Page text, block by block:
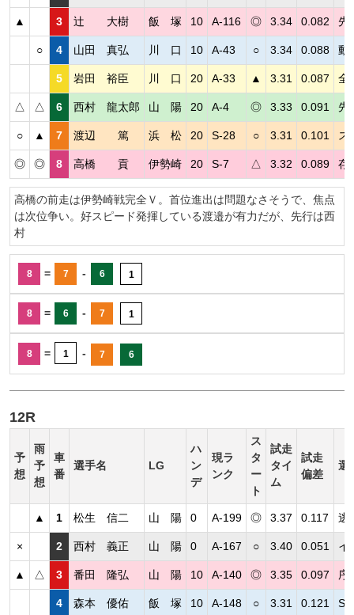
▲ 3 辻 大樹 飯 塚 10 A-116 ◎ 3.34 0.082 先
○ 4 山田 真弘 川 口 10 A-43 ○ 3.34 0.088 動
5 岩田 裕臣 川 口 20 A-33 ▲ 3.31 0.087 全
△ △ 6 西村 龍太郎 山 陽 20 A-4 ◎ 3.33 0.091 先
○ ▲ 7 渡辺 篤 浜 松 20 S-28 ○ 3.31 0.101 ス
◎ ◎ 8 高橋 貢 伊勢崎 20 S-7 △ 3.32 0.089 存
高橋の前走は伊勢崎戦完全Ｖ。首位進出は問題なさそうで、焦点
は次位争い。好スピード発揮している渡邉が有力だが、先行は西
村
8 = 7 - 6 1
8 = 6 - 7 1
8 = 1 - 7 6
12R
予
想
雨
予
想
車
番
選手名 LG
ハ
ン
デ
現ラ
ンク
ス
タ
ー
ト
試走
タイ
ム
試走
偏差
選
▲ 1 松生 信二 山 陽 0 A-199 ◎ 3.37 0.117 逃
× 2 西村 義正 山 陽 0 A-167 ○ 3.40 0.051 イ
▲ △ 3 番田 隆弘 山 陽 10 A-140 ◎ 3.35 0.097 序
4 森本 優佑 飯 塚 10 A-148 ○ 3.31 0.121 S